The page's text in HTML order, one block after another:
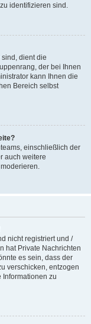
identifizieren sind.
dient die
der bei Ihnen
kann Ihnen die
Bereich selbst
einschließlich der
auch weitere
nicht registriert und /
hat Private Nachrichten
es sein, dass der
verschicken, entzogen
Informationen zu